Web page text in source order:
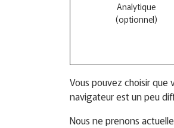
Analytique
(optionnel)
Vous pouvez choisir
navigateur est un peu
Nous ne prenons